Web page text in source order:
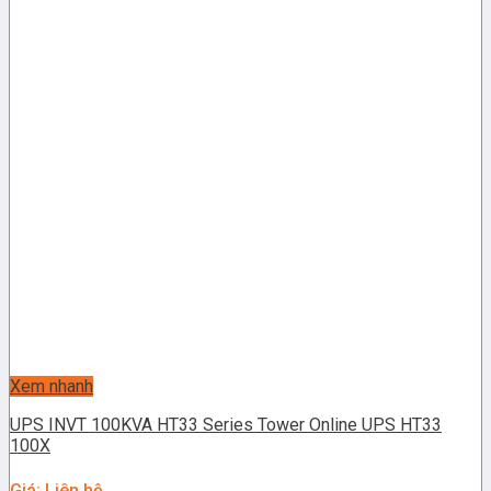
Xem nhanh
UPS INVT 100KVA HT33 Series Tower Online UPS HT33
100X